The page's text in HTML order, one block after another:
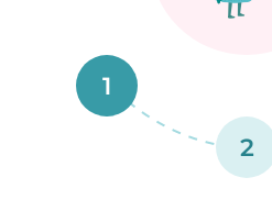
1
2